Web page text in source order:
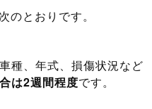
のとおりです。
種、年式、損傷状況など
は2週間程度です。